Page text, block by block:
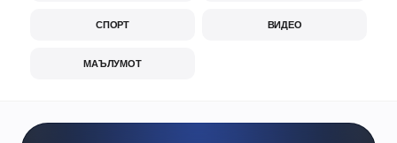
СПОРТ ВИДЕО
МАЪЛУМОТ